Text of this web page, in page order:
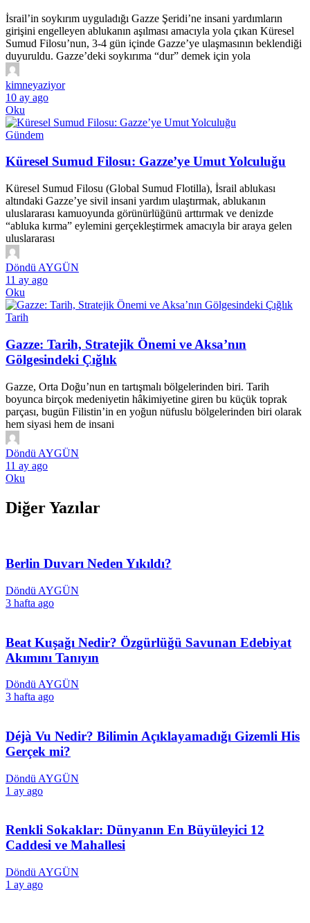
İsrail’in soykırım uyguladığı Gazze Şeridi’ne insani yardımların
girişini engelleyen ablukanın aşılması amacıyla yola çıkan Küresel
Sumud Filosu’nun, 3-4 gün içinde Gazze’ye ulaşmasının beklendiği
duyuruldu. Gazze’deki soykırıma “dur” demek için yola
kimneyaziyor
10 ay ago
Oku
Gündem
Küresel Sumud Filosu: Gazze’ye Umut Yolculuğu
Küresel Sumud Filosu (Global Sumud Flotilla), İsrail ablukası
altındaki Gazze’ye sivil insani yardım ulaştırmak, ablukanın
uluslararası kamuoyunda görünürlüğünü arttırmak ve denizde
“abluka kırma” eylemini gerçekleştirmek amacıyla bir araya gelen
uluslararası
Döndü AYGÜN
11 ay ago
Oku
Tarih
Gazze: Tarih, Stratejik Önemi ve Aksa’nın
Gölgesindeki Çığlık
Gazze, Orta Doğu’nun en tartışmalı bölgelerinden biri. Tarih
boyunca birçok medeniyetin hâkimiyetine giren bu küçük toprak
parçası, bugün Filistin’in en yoğun nüfuslu bölgelerinden biri olarak
hem siyasi hem de insani
Döndü AYGÜN
11 ay ago
Oku
Diğer Yazılar
Berlin Duvarı Neden Yıkıldı?
Döndü AYGÜN
3 hafta ago
Beat Kuşağı Nedir? Özgürlüğü Savunan Edebiyat
Akımını Tanıyın
Döndü AYGÜN
3 hafta ago
Déjà Vu Nedir? Bilimin Açıklayamadığı Gizemli His
Gerçek mi?
Döndü AYGÜN
1 ay ago
Renkli Sokaklar: Dünyanın En Büyüleyici 12
Caddesi ve Mahallesi
Döndü AYGÜN
1 ay ago